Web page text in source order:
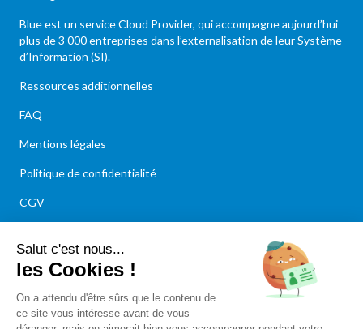
Blueest un service Cloud Provider, qui accompagne aujourd’hui
plus de 3 000 entreprises dans l’externalisation de leur Système
d’Information (SI).
Ressources additionnelles
FAQ
Mentions légales
Politique de confidentialité
CGV
Contact
Contactez-Nous